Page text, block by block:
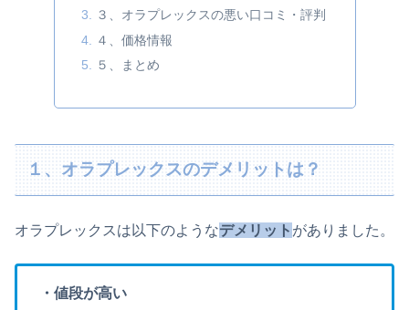
３、オラプレックスの悪い口コミ・評判
４、価格情報
５、まとめ
１、オラプレックスのデメリットは？
オラプレックスは以下のようなデメリット がありました。
・値段が高い